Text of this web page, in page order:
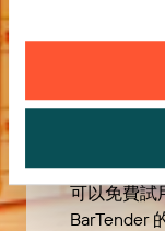
歡
可以免費試
BarTender